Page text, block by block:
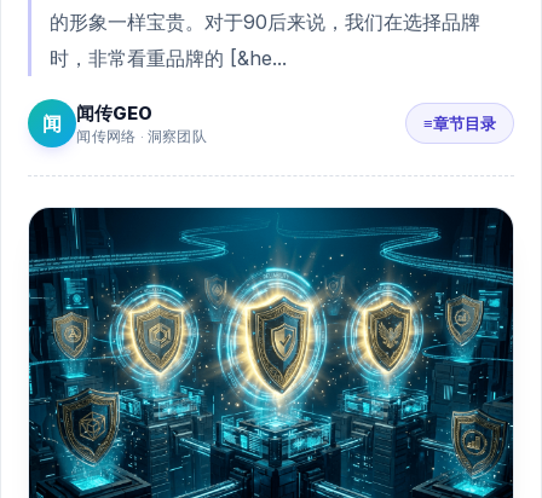
的形象一样宝贵。对于90后来说，我们在选择品牌
时，非常看重品牌的 [&he...
闻 闻传GEO
闻传网络 · 洞察团队
≡章节目录